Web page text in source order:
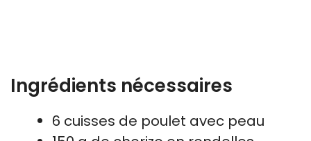
Ingrédients nécessaires
6 cuisses de poulet avec peau